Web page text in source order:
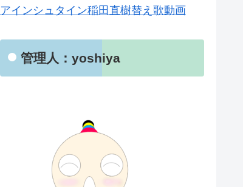
アインシュタイン稲田直樹替え歌動画
管理人：yoshiya